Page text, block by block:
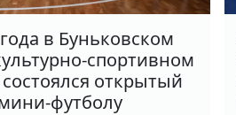
в Буньковском
спортивном
открытый
футболу